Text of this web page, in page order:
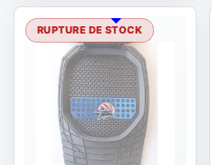
RUPTURE DE STOCK